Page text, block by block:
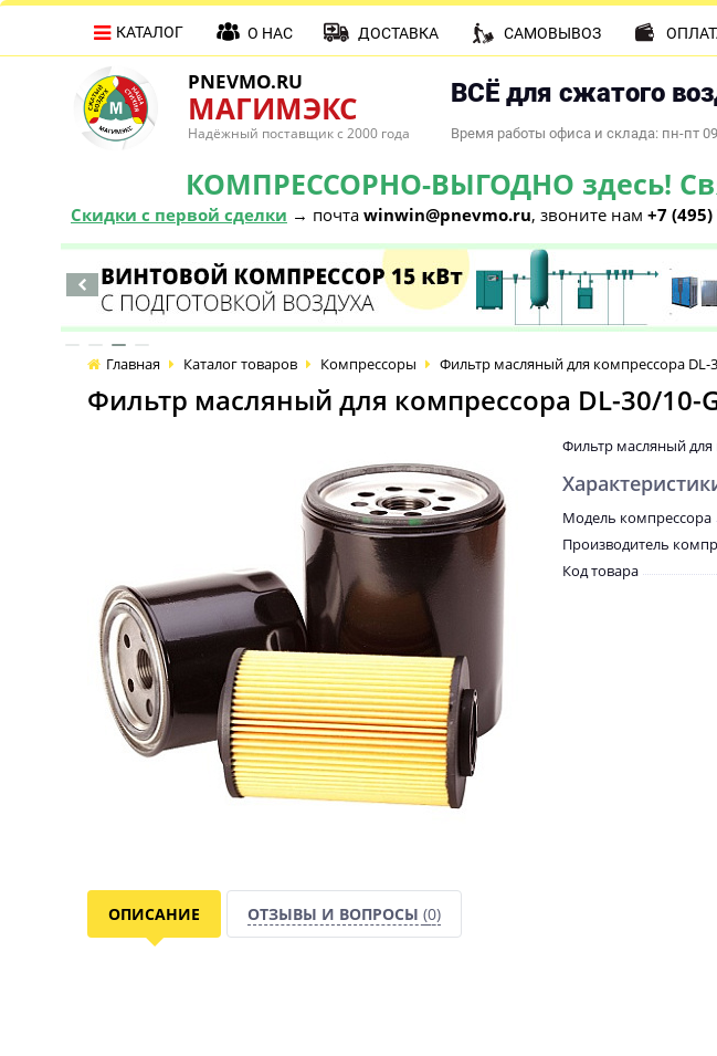
PNEVMO.RU
МАГИМЭКС
Надёжный поставщик с 2000 года
ВСЁ для сжатого
Время работы офиса и склада: пн-пт
КОМПРЕССОРНО-ВЫГОДНО здесь!
Скидки с первой сделки → почта winwin@pnevmo.ru, звоните нам +7
КАТАЛОГ О НАС ДОСТАВКА САМОВЫВОЗ
Главная Каталог товаров Компрессоры Фильтр масляный для компрессора DL-
Фильтр масляный для компрессора DL-30/10-
Фильтр масляный для
Модель компрессора
Производитель
Код товара
ОПИСАНИЕ ОТЗЫВЫ И ВОПРОСЫ (0)